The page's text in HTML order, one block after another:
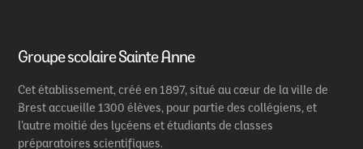
Groupe scolaire Sainte Anne
Cet établissement, créé en 1897, situé au cœur de la ville de
Brest accueille 1300 élèves, pour partie des collégiens, et
l’autre moitié des lycéens et étudiants de classes
préparatoires scientifiques.